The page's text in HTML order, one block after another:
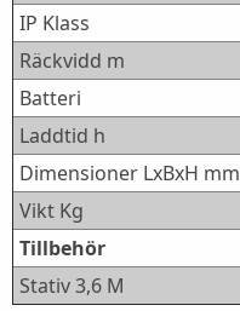
IP Klass
Räckvidd m
Batteri
Laddtid h
Dimensioner LxBxH mm
Vikt Kg
Tillbehör
Stativ 3,6 M